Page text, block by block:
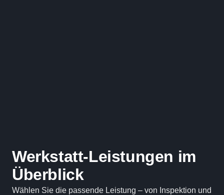
Werkstatt-Leistungen im
Überblick
Wählen Sie die passende Leistung – von Inspektion und